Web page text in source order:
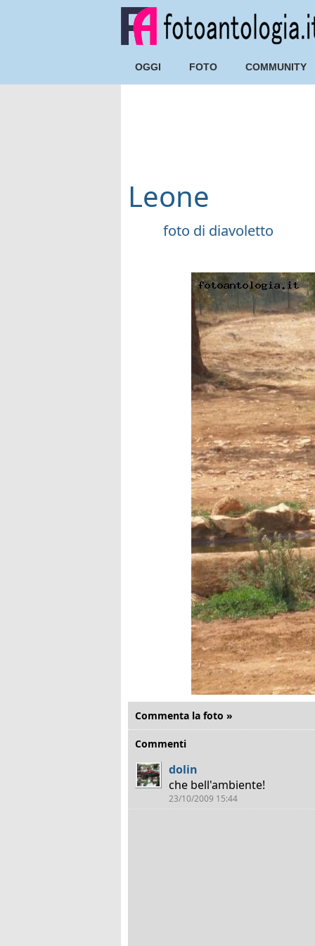
OGGI FOTO COMMUNITY
Leone
foto di diavoletto
Commenta la foto »
Commenti
dolin
che bell'ambiente!
23/10/2009 15:44